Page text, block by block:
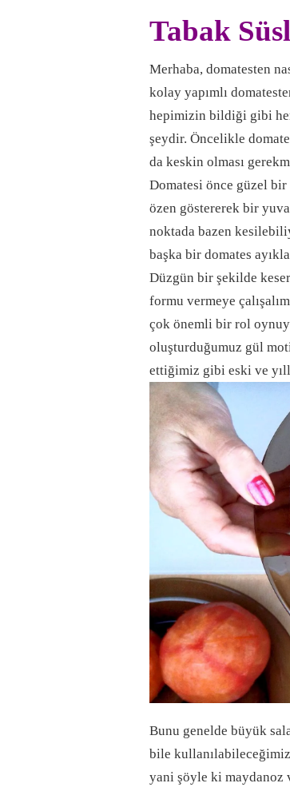
Tabak
Merhaba, domatesten
kolay yapımlı
hepimizin bildiği gibi
şeydir. Öncelikle
da keskin olması
Domatesi önce güzel bir
özen göstererek bir
noktada bazen
başka bir domates
Düzgün bir şekilde
formu vermeye
çok önemli bir rol
oluşturduğumuz gül
ettiğimiz gibi eski ve
Bunu genelde büyük
bile kullanılabileceğimiz
yani şöyle ki maydanoz